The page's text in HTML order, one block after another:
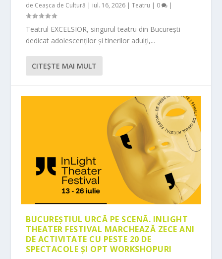
de Ceașca de Cultură | iul. 16, 2026 |Teatru | 0 |
Teatrul EXCELSIOR, singurul teatru din București
dedicat adolescenților și tinerilor adulți,...
CITEŞTE MAI MULT
BUCUREȘTIUL URCĂ PE SCENĂ. INLIGHT
THEATER FESTIVAL MARCHEAZĂ ZECE ANI
DE ACTIVITATE CU PESTE 20 DE
SPECTACOLE ȘI OPT WORKSHOPURI